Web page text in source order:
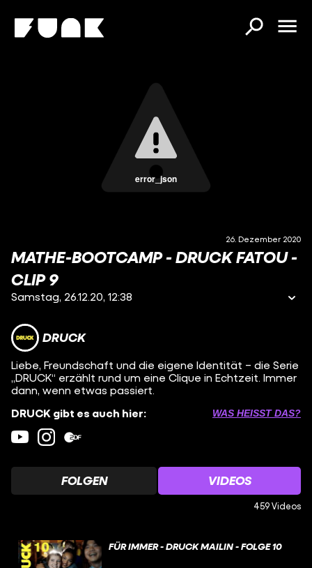
error_json
26. Dezember 2020
MATHE-BOOTCAMP - DRUCK FATOU -
CLIP 9
Samstag, 26.12.20, 12:38
DRUCK
Liebe, Freundschaft und die eigene Identität – die Serie
„DRUCK“ erzählt rund um eine Clique in Echtzeit. Immer
dann, wenn etwas passiert.
DRUCK gibt es auch hier:
WAS HEISST DAS?
FOLGEN VIDEOS
459 Videos
FÜR IMMER - DRUCK MAILIN - FOLGE 10